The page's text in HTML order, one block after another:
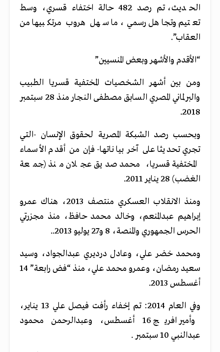
الحديث، تم رصد 482 حالة اختفاء قسري، وسط
تعتيم وتجاهل رسمي، ما سهل هروب مرتكبيها من
العقاب”.
“الأقدم والأشهر وبعض المنسيين”
ومن بين أشهر الشخصيات المختفية قسريا الطبيب
والبرلماني المصري السابق مصطفى النجار منذ 28 سبتمبر
2018.
وبحسب رصد الشبكة المصرية لحقوق الإنسان -التي
تجري تحديثا على آخر بياناتها- فإن من أقدم الأسماء
المختفية قسريا، محمد صديق عجلان منذ (جمعة
الغضب) 28 يناير 2011.
ومنذ الانقلاب العسكري منتصف 2013، هناك عمرو
إبراهيم عبدالمنعم، وخالد محمد حافظ، منذ مجزرتي
الحرس الجمهوري والمنصة، 8 و27 يوليو 2013..
ومحمد خضر علي، وعادل درديري عبدالجواد، وسيد
سعيد رمضان، وعمرو محمد علي، منذ “فض رابعة” 14
أغسطس 2013.
وفي العام 2014: تم إخفاء رأفت فيصل علي 13 يناير،
وأمير افريج 16 أغسطس، وعبدالرحمن محمود
عبدالنبي 10 سبتمبر .